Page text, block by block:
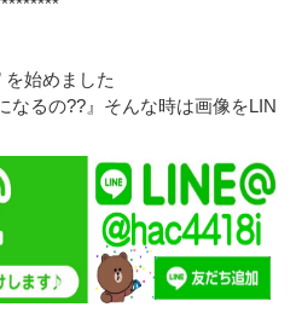
を始めました
なるの??』そんな時は画像をLIN